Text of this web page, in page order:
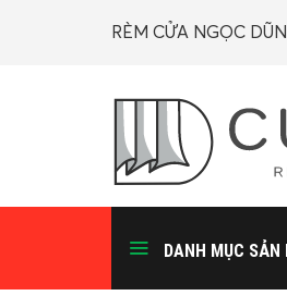
RÈM CỬA NGỌC
DANH MỤC SẢN